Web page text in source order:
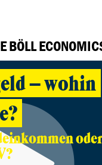
BÖLL
– wohin